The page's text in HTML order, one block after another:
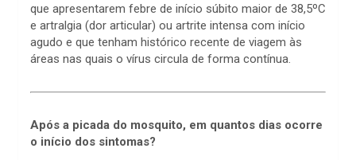
que apresentarem febre de início súbito maior de 38,5ºC
e artralgia (dor articular) ou artrite intensa com início
agudo e que tenham histórico recente de viagem às
áreas nas quais o vírus circula de forma contínua.
Após a picada do mosquito, em quantos dias ocorre
o início dos sintomas?